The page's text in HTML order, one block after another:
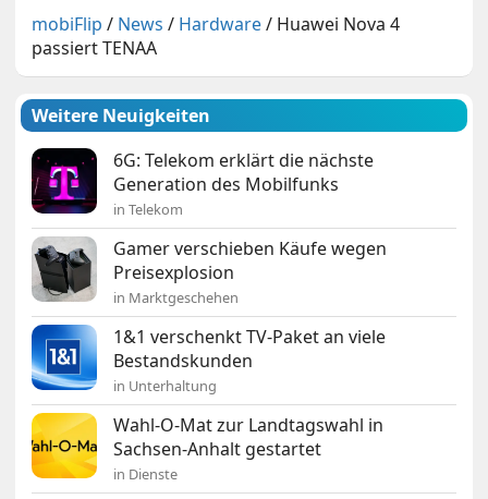
mobiFlip / News / Hardware/ Huawei Nova 4
passiert TENAA
Weitere Neuigkeiten
6G: Telekom erklärt die nächste
Generation des Mobilfunks
in Telekom
Gamer verschieben Käufe wegen
Preisexplosion
in Marktgeschehen
1&1 verschenkt TV-Paket an viele
Bestandskunden
in Unterhaltung
Wahl-O-Mat zur Landtagswahl in
Sachsen-Anhalt gestartet
in Dienste